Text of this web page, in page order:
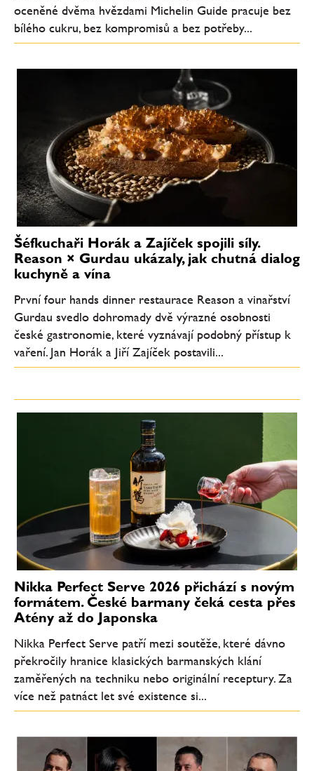
oceněné dvěma hvězdami Michelin Guide pracuje bez
bílého cukru, bez kompromisů a bez potřeby...
Šéfkuchaři Horák a Zajíček spojili síly.
Reason × Gurdau ukázaly, jak chutná dialog
kuchyně a vína
První four hands dinner restaurace Reason a vinařství
Gurdau svedlo dohromady dvě výrazné osobnosti
české gastronomie, které vyznávají podobný přístup k
vaření. Jan Horák a Jiří Zajíček postavili...
Nikka Perfect Serve 2026 přichází s novým
formátem. České barmany čeká cesta přes
Atény až do Japonska
Nikka Perfect Serve patří mezi soutěže, které dávno
překročily hranice klasických barmanských klání
zaměřených na techniku nebo originální receptury. Za
více než patnáct let své existence si...